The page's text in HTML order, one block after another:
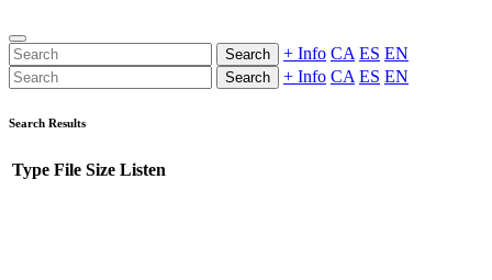
Search + Info CA ES EN
Search + Info CA ES EN
Search Results
Type File Size Listen